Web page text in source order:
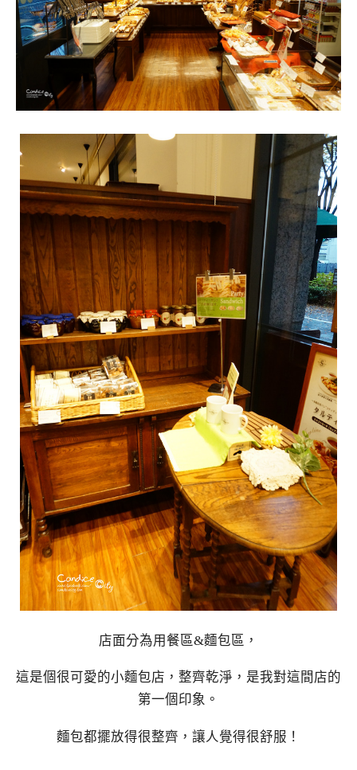
店面分為用餐區&麵包區，
這是個很可愛的小麵包店，整齊乾淨，是我對這間店的
第一個印象。
麵包都擺放得很整齊，讓人覺得很舒服！